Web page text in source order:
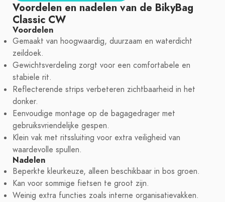
Voordelen en nadelen van de BikyBag
Classic CW
Voordelen
Gemaakt van hoogwaardig, duurzaam en waterdicht
zeildoek.
Gewichtsverdeling zorgt voor een comfortabele en
stabiele rit.
Reflecterende strips verbeteren zichtbaarheid in het
donker.
Eenvoudige montage op de bagagedrager met
gebruiksvriendelijke gespen.
Klein vak met ritssluiting voor extra veiligheid van
waardevolle spullen.
Nadelen
Beperkte kleurkeuze, alleen beschikbaar in bos groen.
Kan voor sommige fietsen te groot zijn.
Weinig extra functies zoals interne organisatievakken.